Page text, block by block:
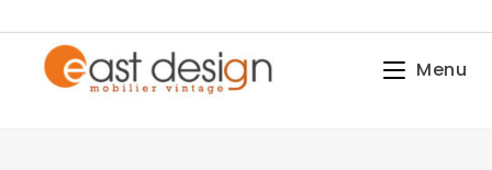
Menu